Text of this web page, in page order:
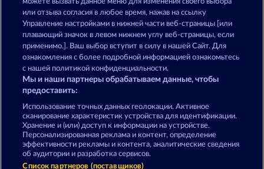
Правила КОНФИДЕНЦИАЛЬНОСТЬ
О компании Компания
Отправить Запрос об Отказе
или отзыва согласия в любое время, нажав на ссылку
Управление настройками в нижней части веб-страницы [или
плавающий значок в левом нижнем углу веб-страницы, если
применимо.]. Ваш выбор вступит в силу в нашей Сайт. Для
ознакомления с более подробной информацией ознакомьтесь
с нашей политикой конфиденциальности.
Мы и наши партнеры обрабатываем данные, чтобы
предоставить:
Использование точных данных геолокации. Активное
сканирование характеристик устройства для идентификации.
Хранение и (или) доступ к информации на устройстве.
Персонализированная реклама и контент, определение
эффективности рекламы и контента, аналитические сведения
об аудитории и разработка сервисов.
Список партнеров (поставщиков)